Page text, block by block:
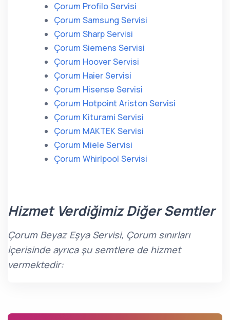
Çorum Profilo Servisi
Çorum Samsung Servisi
Çorum Sharp Servisi
Çorum Siemens Servisi
Çorum Hoover Servisi
Çorum Haier Servisi
Çorum Hisense Servisi
Çorum Hotpoint Ariston Servisi
Çorum Kiturami Servisi
Çorum MAKTEK Servisi
Çorum Miele Servisi
Çorum Whirlpool Servisi
Hizmet Verdiğimiz Diğer Semtler
Çorum Beyaz Eşya Servisi, Çorum sınırları
içerisinde ayrıca şu semtlere de hizmet
vermektedir: